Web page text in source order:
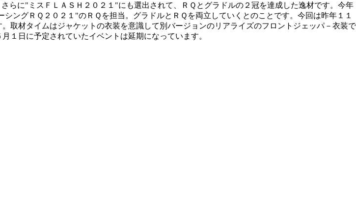
らに"ミスＦＬＡＳＨ２０２１"にも選出されて、ＲＱとグラドルの２冠を達成した逸材です。今年
グＲＱ２０２１"のＲＱを担当。グラドルとＲＱを両立していくとのことです。今回は昨年１１
取材タイムはジャケットの衣装を意識して別バージョンのリアライズのフロントジェッパ－衣装で
１日に予定されていたイベントは延期になっています。